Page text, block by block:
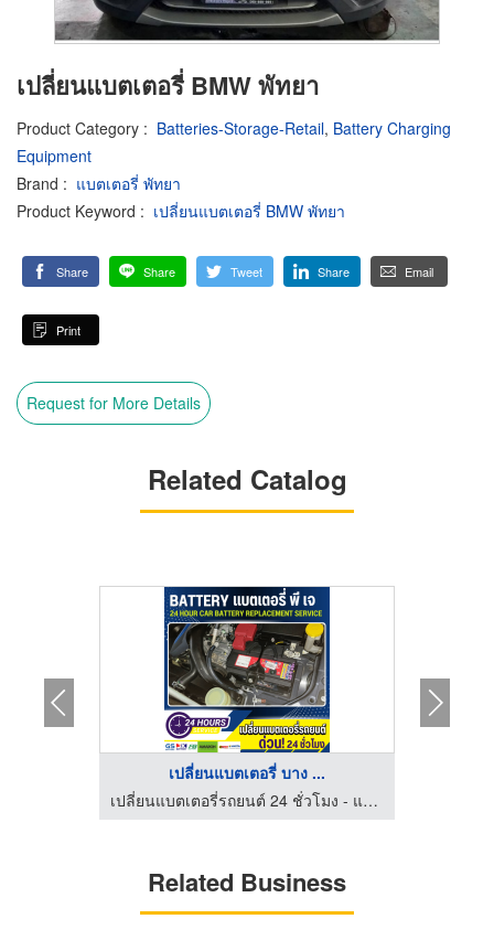
เปลี่ยนแบตเตอรี่ BMW พัทยา
Product Category : Batteries-Storage-Retail, Battery Charging
Equipment
Brand : แบตเตอรี่ พัทยา
Product Keyword : เปลี่ยนแบตเตอรี่ BMW พัทยา
Share Share Tweet Share Email
Print
Request for More Details
Related Catalog
เปลี่ยนแบตเตอรี่ บาง ...
เปลี่ยนแบตเตอรี่รถยนต์ 24 ชั่วโมง - แบตเตอรี่ พี เจ
Related Business